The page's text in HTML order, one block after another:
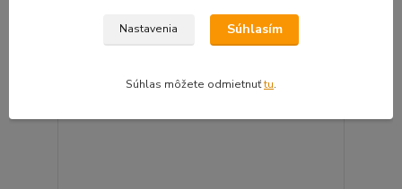
Pridať do košíka
🛡️ TÜV CERTIFIKÁT
Nastavenia Súhlasím
Súhlas môžete odmietnuťtu.